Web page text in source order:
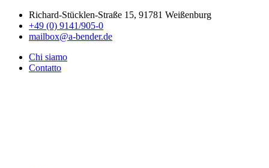
Richard-Stücklen-Straße 15, 91781 Weißenburg
+49 (0) 9141/905-0
mailbox@a-bender.de
Chi siamo
Contatto